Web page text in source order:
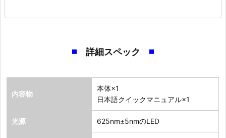
詳細スペック
内容物
本体×1
日本語クイックマニュアル×1
光源 625nm±5nmのLED